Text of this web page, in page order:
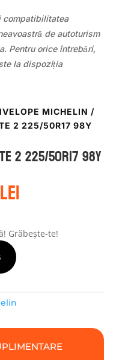
compatibilitatea
de autoturism
Pentru orice întrebări,
la dispoziția
MICHELIN /
2 225/50R17 98Y
2 225/50R17 98Y
leiPrețul
curent
789.54 lei.
Grăbește-te!